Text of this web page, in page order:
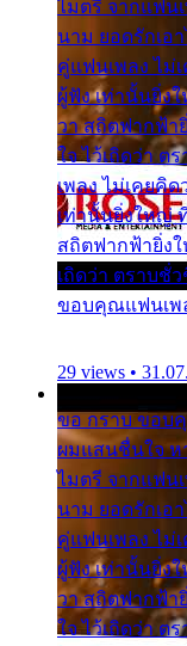
ไมตรี จากแฟน
นาม ยอดรักเอ
คู่แฟนเพลง ไม่
ผู้ฟัง เท่านั้นยิ่ง
วา สถิตฟากฟ้า
ใจ ไว้เถิดว่า ต
เพลง ไม่เคยคิ
เท่านั้นยิ่งใหญ่
สถิตฟากฟ้ายิ่ง
เถิดว่า ตราบชั่
ขอบคุณแฟนเพล
29 views •
ขอ กราบ ขอบ
ผมแสนชื่นใจ ห
ไมตรี จากแฟน
นาม ยอดรักเอ
คู่แฟนเพลง ไม่
ผู้ฟัง เท่านั้นยิ่ง
วา สถิตฟากฟ้า
ใจ ไว้เถิดว่า ต